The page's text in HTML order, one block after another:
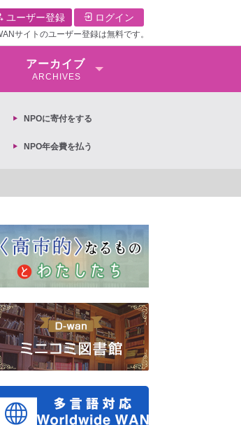
ユーザー登録 ログイン
サイトのユーザー登録は無料です。
アーカイブ
ARCHIVES
NPOに寄付をする
NPO年会費を払う